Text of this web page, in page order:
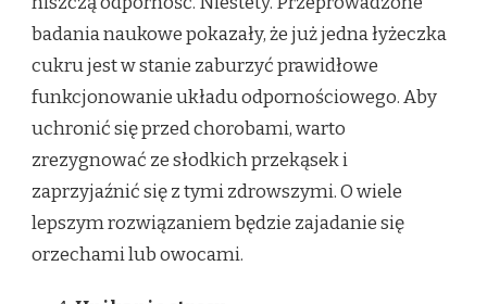
badania naukowe pokazały, że już jedna łyżeczka
cukru jest w stanie zaburzyć prawidłowe
funkcjonowanie układu odpornościowego. Aby
uchronić się przed chorobami, warto
zrezygnować ze słodkich przekąsek i
zaprzyjaźnić się z tymi zdrowszymi. O wiele
lepszym rozwiązaniem będzie zajadanie się
orzechami lub owocami.